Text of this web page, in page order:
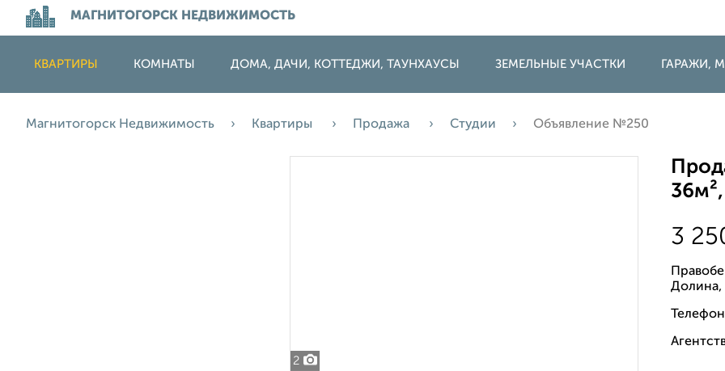
МАГНИТОГОРСК НЕДВИЖИМОСТЬ
КВАРТИРЫ КОМНАТЫ ДОМА, ДАЧИ, КОТТЕДЖИ, ТАУНХАУСЫ ЗЕМЕЛЬНЫЕ УЧАСТКИ ГАРАЖИ,
Магнитогорск Недвижимость Квартиры Продажа Студии Объявление №250
2
3
Долина,